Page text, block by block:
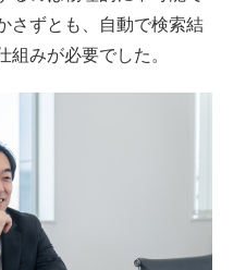
さずとも、自動で検索結
組みが必要でした。